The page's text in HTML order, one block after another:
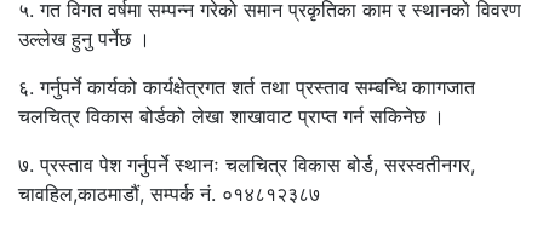
५. गत विगत वर्षमा सम्पन्न गरेको समान प्रकृतिका काम र स्थानको विवरण
उल्लेख हुनु पर्नेछ ।
६. गर्नुपर्ने कार्यको कार्यक्षेत्रगत शर्त तथा प्रस्ताव सम्बन्धि काागजात
चलचित्र विकास बोर्डको लेखा शाखावाट प्राप्त गर्न सकिनेछ ।
७. प्रस्ताव पेश गर्नुपर्ने स्थानः चलचित्र विकास बोर्ड, सरस्वतीनगर,
चावहिल,काठमाडौं, सम्पर्क नं. ०१४८१२३८७